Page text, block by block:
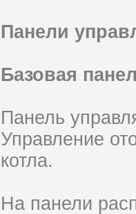
Панели
Базовая
Панель
Управление
котла.
На панели